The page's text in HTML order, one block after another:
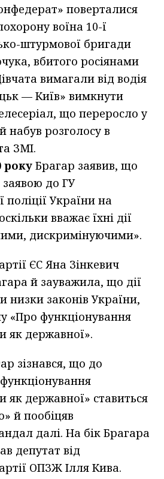
поверталися
воїна 10-ї
штурмової бригади
вбитого росіянами
вимагали від водія
— Київ» вимкнути
що переросло у
набув розголосу в
ЗМІ.
року Брагар заявив, що
заявою до ГУ
поліції України на
вважає їхні дії
дискримінуючими».
ЄС Яна Зінкевич
й зауважила, що дії
низки законів України,
«Про функціонування
як державної».
зізнався, що до
як державної» ставиться
й пообіцяв
далі. На бік Брагара
депутат від
ОПЗЖ Ілля Кива.